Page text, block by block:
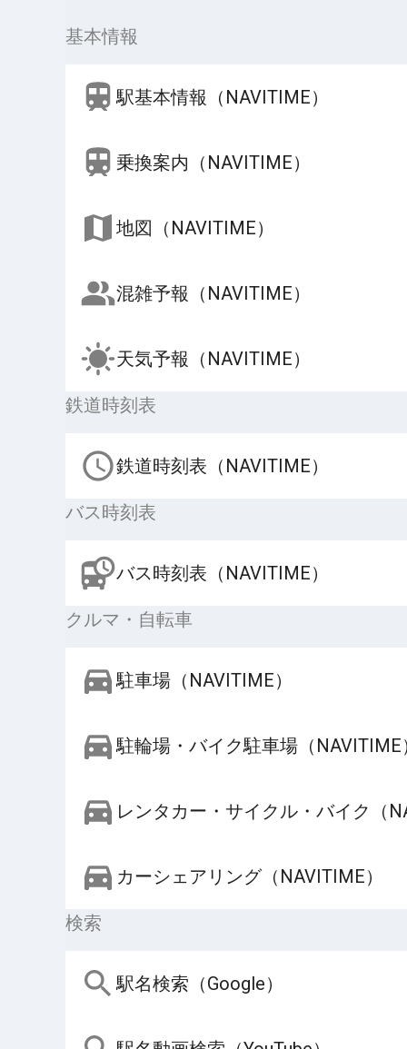
基本情報
駅基本情報（NAVITIME）
乗換案内（NAVITIME）
地図（NAVITIME）
混雑予報（NAVITIME）
天気予報（NAVITIME）
鉄道時刻表
鉄道時刻表（NAVITIME）
バス時刻表
バス時刻表（NAVITIME）
クルマ・自転車
駐車場（NAVITIME）
駐輪場・バイク駐車場（NAVITIME
レンタカー・サイクル・バイク（
カーシェアリング（NAVITIME）
検索
駅名検索（Google）